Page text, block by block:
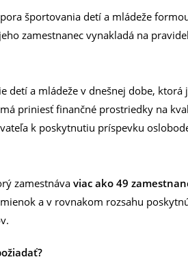
športovania detí a mládeže
zamestnanec vynakladá na
detí a mládeže v dnešnej dobe, ktorá
priniesť finančné prostriedky na
k poskytnutiu príspevku
zamestnáva viac ako 49
a v rovnakom rozsahu